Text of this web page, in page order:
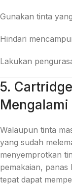
Gunakan tinta
Hindari
Lakukan
5.
Mengalami
Walaupun tinta
yang sudah
menyemprotkan
pemakaian,
tepat dapat